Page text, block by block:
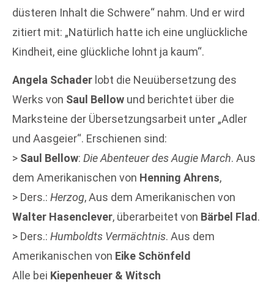
düsteren Inhalt die Schwere“ nahm. Und er wird
zitiert mit: „Natürlich hatte ich eine unglückliche
Kindheit, eine glückliche lohnt ja kaum“.
Angela Schader lobt die Neuübersetzung des
Werks von Saul Bellow und berichtet über die
Marksteine der Übersetzungsarbeit unter „Adler
und Aasgeier“. Erschienen sind:
> Saul Bellow: Die Abenteuer des Augie March. Aus
dem Amerikanischen von Henning Ahrens,
> Ders.: Herzog, Aus dem Amerikanischen von
Walter Hasenclever, überarbeitet von Bärbel Flad.
> Ders.: Humboldts Vermächtnis. Aus dem
Amerikanischen von Eike Schönfeld
Alle bei Kiepenheuer & Witsch